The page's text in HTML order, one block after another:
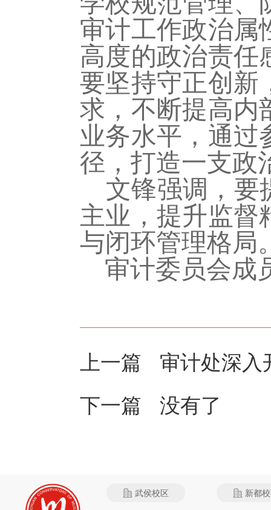
审计工作政治属
高度的政治责任
要坚持守正创新
求，不断提高内
业务水平，通过
径，打造一支政
文锋强调，要
主业，提升监督
与闭环管理格局
审计委员会成
上一篇 审计处深入
下一篇 没有了
武侯校区 新都